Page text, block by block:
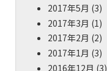
2017年5月 (3)
2017年3月 (1)
2017年2月 (2)
2017年1月 (3)
2016年12月 (3)